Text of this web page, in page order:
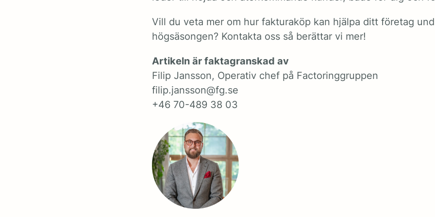
Vill du veta mer om hur fakturaköp kan hjälpa ditt företag
högsäsongen? Kontakta oss så berättar vi mer!
Artikeln är faktagranskad av
Filip Jansson, Operativ chef på Factoringgruppen
filip.jansson@fg.se
‭+46 70-489 38 03‬